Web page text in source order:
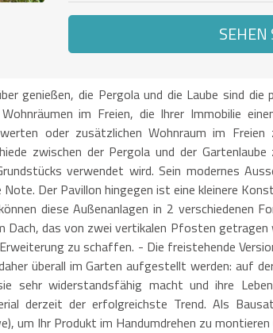
SEHEN
genießen, die Pergola und die Laube sind
im Freien, die Ihrer Immobilie
oder zusätzlichen Wohnraum im
zwischen der Pergola und der
verwendet wird. Sein modernes
Der Pavillon hingegen ist eine kleinere
diese Außenanlagen in 2 verschiedenen
Dach, das von zwei vertikalen Pfosten
zu schaffen. - Die freistehende
überall im Garten aufgestellt werden: auf
sehr widerstandsfähig macht und ihre
derzeit der erfolgreichste Trend. Als
um Ihr Produkt im Handumdrehen zu